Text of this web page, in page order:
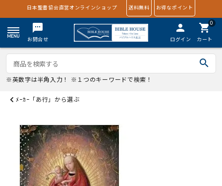
日本聖書協会直営オンラインショップ 送料無料 お得なポイント
textsms
お問合せ
person
ログイン
0
shopping_cart
カート
search
※英数字は半角入力！ ※１つのキーワードで検索！
ﾒｰｶｰ「あ行」から選ぶ